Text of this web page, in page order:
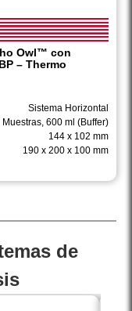
Owl™ con
– Thermo
Sistema Horizontal
Muestras, 600 ml (Buffer)
144 x 102 mm
190 x 200 x 100 mm
de